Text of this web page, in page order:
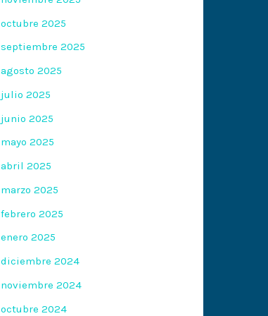
octubre 2025
septiembre 2025
agosto 2025
julio 2025
junio 2025
mayo 2025
abril 2025
marzo 2025
febrero 2025
enero 2025
diciembre 2024
noviembre 2024
octubre 2024